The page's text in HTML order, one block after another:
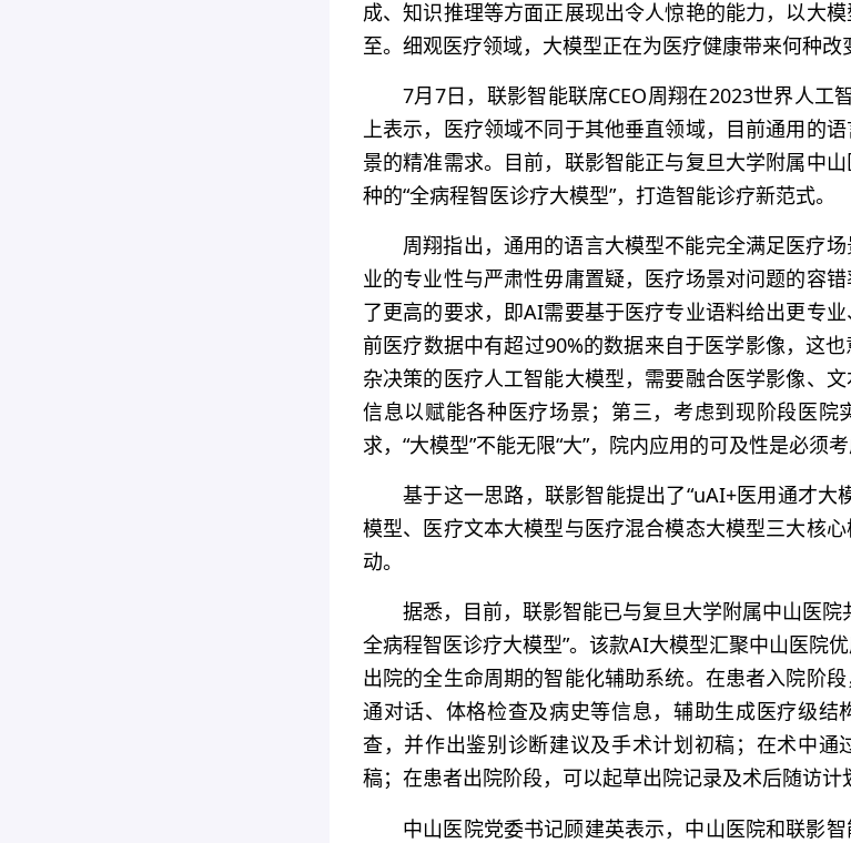
成、知识推理等方面正展现出令人惊艳的能力，以大
至。细观医疗领域，大模型正在为医疗健康带来何种改
7月7日，联影智能联席CEO周翔在2023世界人工
上表示，医疗领域不同于其他垂直领域，目前通用的
景的精准需求。目前，联影智能正与复旦大学附属中
种的“全病程智医诊疗大模型”，打造智能诊疗新范式。
周翔指出，通用的语言大模型不能完全满足医疗
业的专业性与严肃性毋庸置疑，医疗场景对问题的容
了更高的要求，即AI需要基于医疗专业语料给出更专
前医疗数据中有超过90%的数据来自于医学影像，这
杂决策的医疗人工智能大模型，需要融合医学影像、
信息以赋能各种医疗场景；第三，考虑到现阶段医院
求，“大模型”不能无限“大”，院内应用的可及性是必须考
基于这一思路，联影智能提出了“uAI+医用通才大
模型、医疗文本大模型与医疗混合模态大模型三大核
动。
据悉，目前，联影智能已与复旦大学附属中山医院
全病程智医诊疗大模型”。该款AI大模型汇聚中山医院
出院的全生命周期的智能化辅助系统。在患者入院阶
通对话、体格检查及病史等信息，辅助生成医疗级结
查，并作出鉴别诊断建议及手术计划初稿；在术中通
稿；在患者出院阶段，可以起草出院记录及术后随访计
中山医院党委书记顾建英表示，中山医院和联影